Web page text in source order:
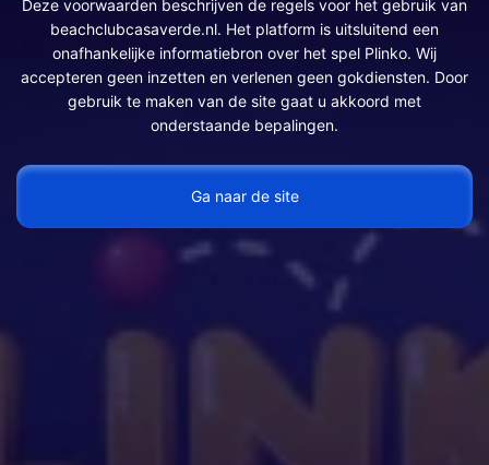
Zoo-info.nl
voorwaarden
Deze voorwaarden beschrijven de regels voor het gebruik van
beachclubcasaverde.nl. Het platform is uitsluitend een
onafhankelijke informatiebron over het spel Plinko. Wij
accepteren geen inzetten en verlenen geen gokdiensten. Door
gebruik te maken van de site gaat u akkoord met
onderstaande bepalingen.
Ga naar de site